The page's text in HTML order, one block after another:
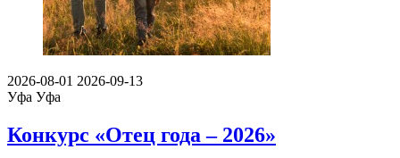
2026-08-01 2026-09-13
Уфа Уфа
Конкурс «Отец года – 2026»